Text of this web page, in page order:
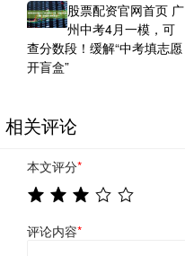
股票配资官网首页 广
州中考4月一模，可
查分数段！缓解“中考填志愿
开盲盒”
相关评论
本文评分*
评论内容*